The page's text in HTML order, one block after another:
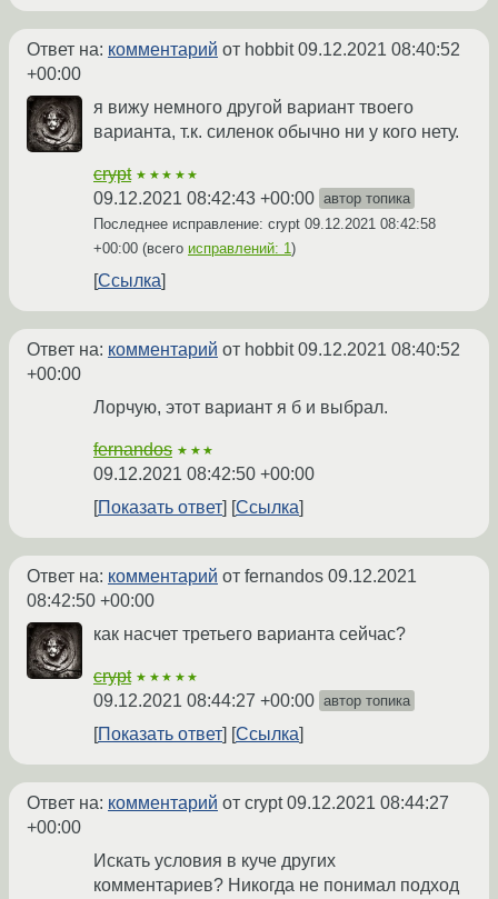
Ответ на: комментарий от hobbit09.12.2021 08:40:52
+00:00
я вижу немного другой вариант твоего
варианта, т.к. силенок обычно ни у кого нету.
crypt ★★★★★
09.12.2021 08:42:43 +00:00 автор топика
Последнее исправление: crypt 09.12.2021 08:42:58
+00:00 (всего исправлений: 1)
Ссылка
Ответ на: комментарий от hobbit09.12.2021 08:40:52
+00:00
Лорчую, этот вариант я б и выбрал.
fernandos ★★★
09.12.2021 08:42:50 +00:00
Показать ответ
Ссылка
Ответ на: комментарий от fernandos 09.12.2021
08:42:50 +00:00
как насчет третьего варианта сейчас?
crypt ★★★★★
09.12.2021 08:44:27 +00:00 автор топика
Показать ответ Ссылка
Ответ на: комментарий от crypt09.12.2021 08:44:27
+00:00
Искать условия в куче других
комментариев? Никогда не понимал подход